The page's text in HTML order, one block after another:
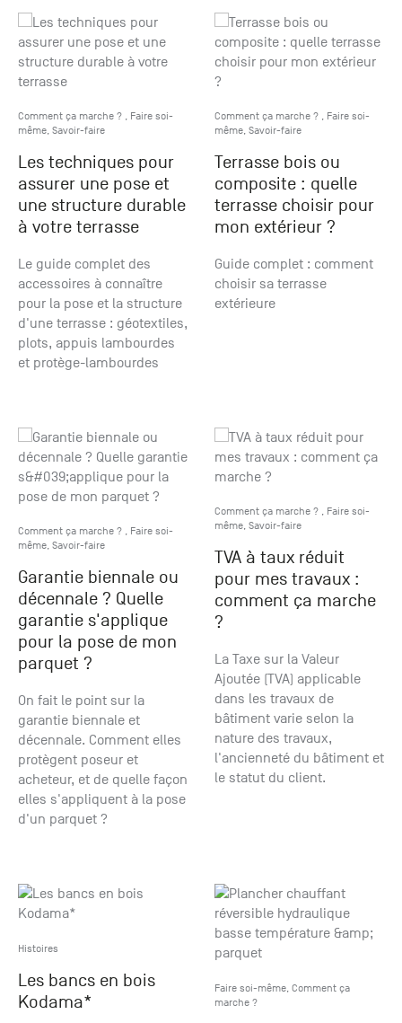
Comment ça marche ? , Faire soi-
même, Savoir-faire
Les techniques pour
assurer une pose et
une structure durable
à votre terrasse
Le guide complet des
accessoires à connaître
pour la pose et la structure
d'une terrasse : géotextiles,
plots, appuis lambourdes
et protège-lambourdes
Comment ça marche ? , Faire soi-
même, Savoir-faire
Terrasse bois ou
composite : quelle
terrasse choisir pour
mon extérieur ?
Guide complet : comment
choisir sa terrasse
extérieure
Comment ça marche ? , Faire soi-
même, Savoir-faire
Garantie biennale ou
décennale ? Quelle
garantie s'applique
pour la pose de mon
parquet ?
On fait le point sur la
garantie biennale et
décennale. Comment elles
protègent poseur et
acheteur, et de quelle façon
elles s'appliquent à la pose
d'un parquet ?
Comment ça marche ? , Faire soi-
même, Savoir-faire
TVA à taux réduit
pour mes travaux :
comment ça marche
?
La Taxe sur la Valeur
Ajoutée (TVA) applicable
dans les travaux de
bâtiment varie selon la
nature des travaux,
l'ancienneté du bâtiment et
le statut du client.
Histoires
Les bancs en bois
Kodama*
Faire soi-même Comment ça
marche ?
Accessoires
Pont de
Bezons
au
samedi
+33 (0)1
34 11 11 35
25, rue
du
Salvador
95870
Bezons
Chambourcy
Du lundi
30 06 09
22
22, route
de
78240
Chambourcy
que vous
recherchez
?
Demande
de
catalogue
Envie de
recevoir
des
catalogues